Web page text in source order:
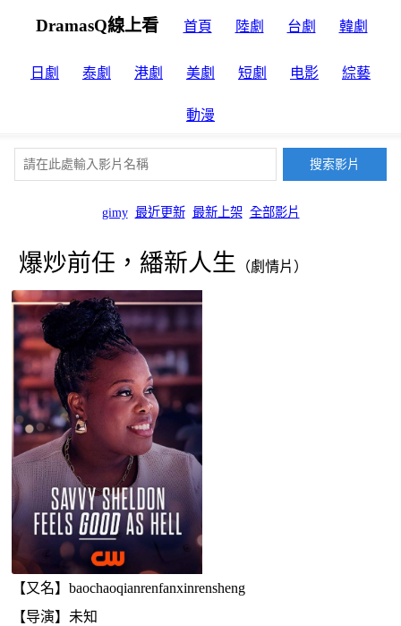
DramasQ線上看 首頁 陸劇 台劇 韓劇
日劇 泰劇 港劇 美劇 短劇 电影 綜藝
動漫
gimy 最近更新 最新上架 全部影片
爆炒前任，繙新人生 （劇情片）
【又名】baochaoqianrenfanxinrensheng
【导演】未知